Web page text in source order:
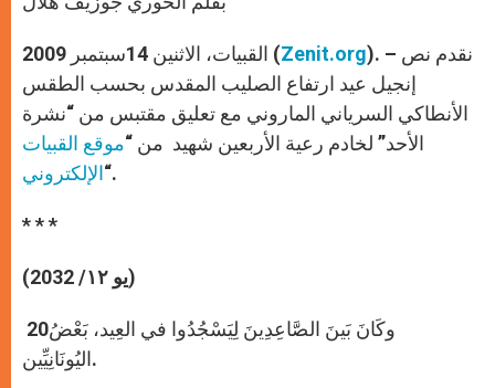
p e k
القبيات، الاثنين 14سبتمبر 2009 (Zenit.org). – نقدم نص
إنجيل عيد ارتفاع الصليب المقدس بحسب الطقس
الأنطاكي السرياني الماروني مع تعليق مقتبس من “نشرة
الأحد” لخادم رعية الأربعين شهيد من “موقع القبيات
الإلكتروني“.
* * *
(يو۱۲/ 20­32)
20وكَانَ بَينَ الصَّاعِدِينَ لِيَسْجُدُوا في العِيد، بَعْضُ
اليُونَانِيِّين.